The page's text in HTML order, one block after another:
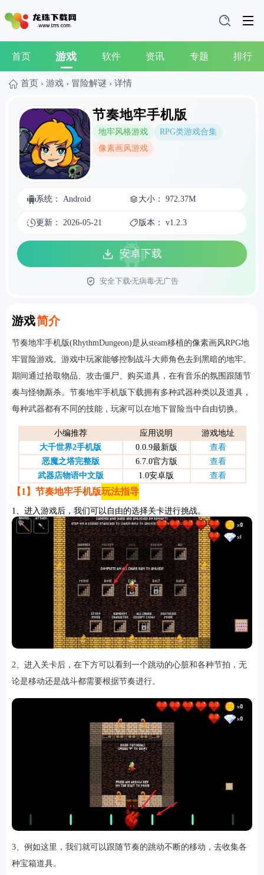
软件
首页 游戏 软件 资讯 专题 排行
首页 › 游戏 › 冒险解谜 › 详情
节奏地牢手机版
地牢风格游戏
RPG类游戏合集
像素画风游戏
系统： Android 大小： 972.37M
更新： 2026-05-21 版本： v1.2.3
安卓下载
安全下载无病毒无广告
游戏简介
Introduction
节奏地牢手机版(RhythmDungeon)是从steam移植的像素画风RPG地
牢冒险游戏。游戏中玩家能够控制战斗大师角色去到黑暗的地牢。
期间通过拾取物品、攻击僵尸、购买道具，在有音乐的氛围跟随节
奏与怪物厮杀。节奏地牢手机版下载拥有多种武器种类以及道具，
每种武器都有不同的技能，玩家可以在地下冒险当中自由切换。
小编推荐 应用说明
游戏地址
大千世界2手机版
0.0.9最新版
查看
恶魔之塔完整版
6.7.0官方版
查看
武器店物语中文版
1.0安卓版 查看
【1】节奏地牢手机版玩法指导
1、进入游戏后，我们可以自由的选择关卡进行挑战。
2、进入关卡后，在下方可以看到一个跳动的心脏和各种节拍，无
论是移动还是战斗都需要根据节奏进行。
3、例如这里，我们就可以跟随节奏的跳动不断的移动，去收集各
种宝箱道具。